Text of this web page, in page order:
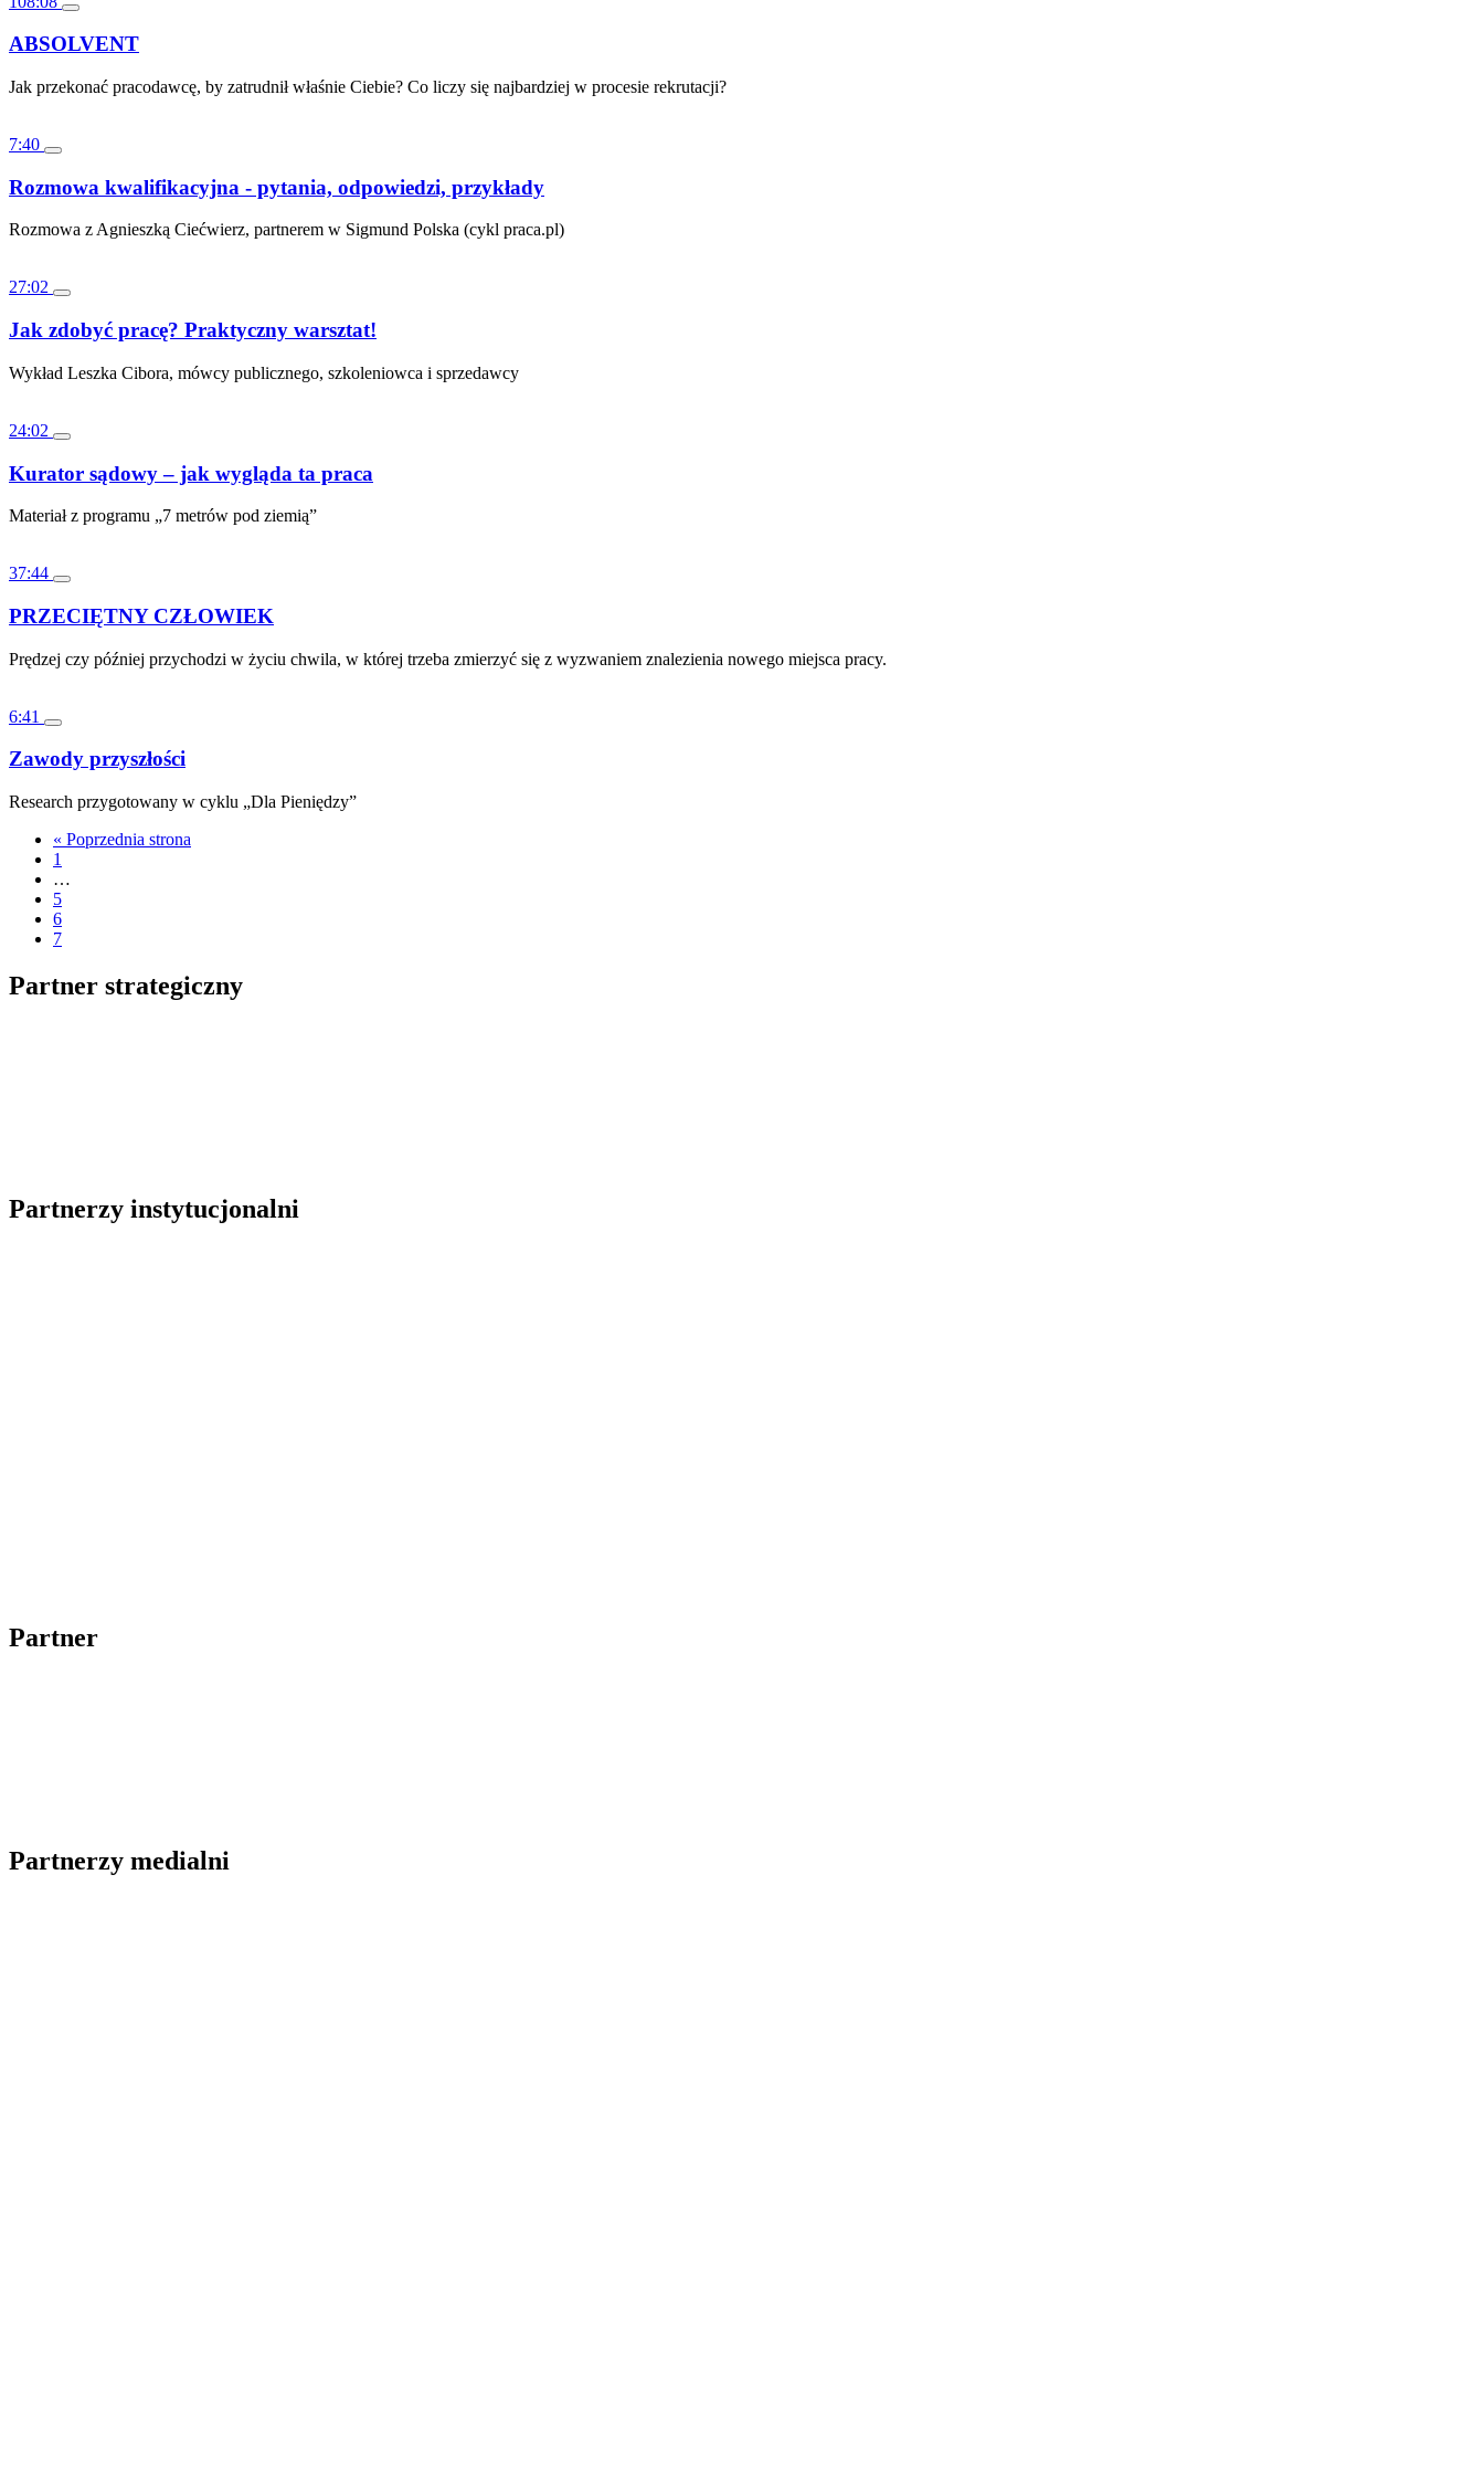
ABSOLVENT
Jak przekonać pracodawcę, by zatrudnił właśnie Ciebie? Co liczy się najbardziej w procesie rekrutacji?
7:40
Rozmowa kwalifikacyjna - pytania, odpowiedzi, przykłady
Rozmowa z Agnieszką Ciećwierz, partnerem w Sigmund Polska (cykl praca.pl)
27:02
Jak zdobyć pracę? Praktyczny warsztat!
Wykład Leszka Cibora, mówcy publicznego, szkoleniowca i sprzedawcy
24:02
Kurator sądowy – jak wygląda ta praca
Materiał z programu „7 metrów pod ziemią”
37:44
PRZECIĘTNY CZŁOWIEK
Prędzej czy później przychodzi w życiu chwila, w której trzeba zmierzyć się z wyzwaniem znalezienia nowego miejsca pracy.
6:41
Zawody przyszłości
Research przygotowany w cyklu „Dla Pieniędzy”
« Poprzednia strona
1
…
5
6
7
Partner strategiczny
Partnerzy instytucjonalni
Partner
Partnerzy medialni